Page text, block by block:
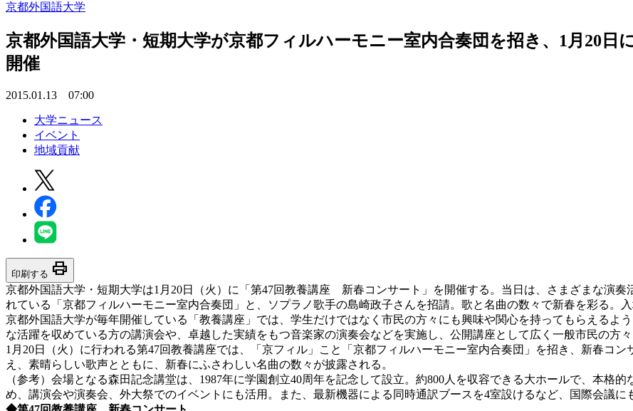
京都外国語大学
京都外国語大学・短期大学が京都フィルハーモニー室内合奏団を招き、1月20
開催
2015.01.13 07:00
大学ニュース
イベント
地域貢献
印刷する print
京都外国語大学・短期大学は1月20日（火）に「第47回教養講座 新春コンサート」を開催する。当日は、さまざまな演
れている「京都フィルハーモニー室内合奏団」と、ソプラノ歌手の島崎政子さんを招請。歌と名曲の数々で新春を彩る。
京都外国語大学が毎年開催している「教養講座」では、学生だけではなく市民の方々にも興味や関心を持ってもらえるよ
な活躍を収めている方の講演会や、卓越した実績をもつ音楽家の演奏会などを実施し、公開講座として広く一般市民の方々
1月20日（火）に行われる第47回教養講座では、「京フィル」こと「京都フィルハーモニー室内合奏団」を招き、新春コ
え、素晴らしい歌声とともに、新春にふさわしい名曲の数々が披露される。
（参考）会場となる森田記念講堂は、1987年に学園創立40周年を記念して設立。約800人を収容できる大ホールで、本格
め、講演会や演奏会、外大祭でのイベントにも活用。また、最新機器による同時通訳ブースを4室設けるなど、国際会議に